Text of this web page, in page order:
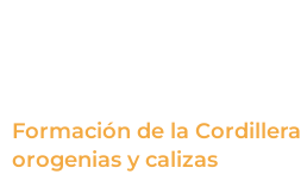
Formación de la Cordillera
orogenias y calizas